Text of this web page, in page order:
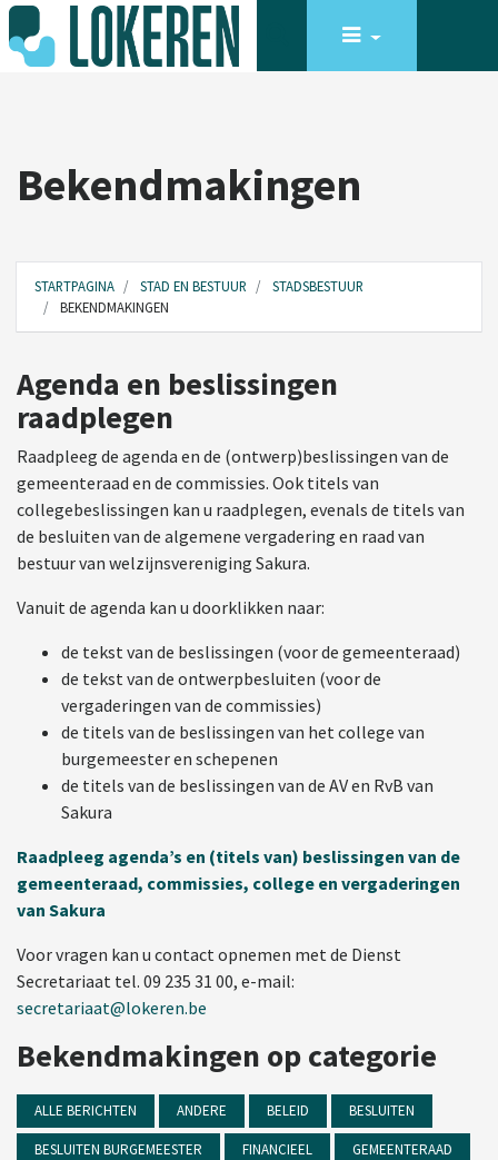
Bekendmakingen
STARTPAGINA STAD EN BESTUUR
STADSBESTUUR
BEKENDMAKINGEN
Agenda en beslissingen
raadplegen
Raadpleeg de agenda en de (ontwerp)beslissingen van de
gemeenteraad en de commissies. Ook titels van
collegebeslissingen kan u raadplegen, evenals de titels van
de besluiten van de algemene vergadering en raad van
bestuur van welzijnsvereniging Sakura.
Vanuit de agenda kan u doorklikken naar:
de tekst van de beslissingen (voor de gemeenteraad)
de tekst van de ontwerpbesluiten (voor de
vergaderingen van de commissies)
de titels van de beslissingen van het college van
burgemeester en schepenen
de titels van de beslissingen van de AV en RvB van
Sakura
Raadpleeg agenda’s en (titels van) beslissingen van de
gemeenteraad, commissies, college en vergaderingen
van Sakura
Voor vragen kan u contact opnemen met de Dienst
Secretariaat tel. 09 235 31 00, e-mail:
secretariaat@lokeren.be
Bekendmakingen op categorie
ALLE BERICHTEN ANDERE BELEID BESLUITEN
BESLUITEN BURGEMEESTER FINANCIEEL GEMEENTERAAD